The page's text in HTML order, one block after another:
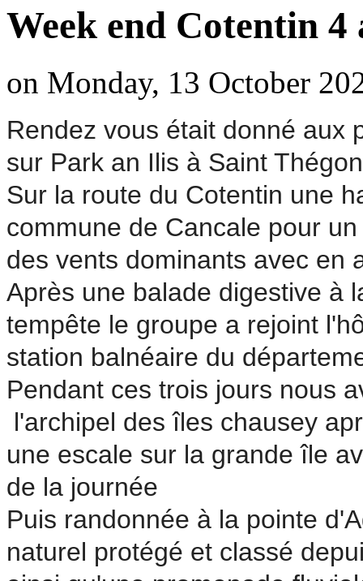
Week end Cotentin 4
on Monday, 13 October
Rendez vous était donné aux
sur Park an Ilis à Saint
Sur la route du Cotentin une
commune de Cancale pour
des vents dominants avec en
Après une balade digestive à
tempête le groupe a rejoint
station balnéaire du
Pendant ces trois jours nous
l'archipel des îles chausey
une escale sur la grande île
de la journée
Puis randonnée à la pointe
naturel protégé et classé